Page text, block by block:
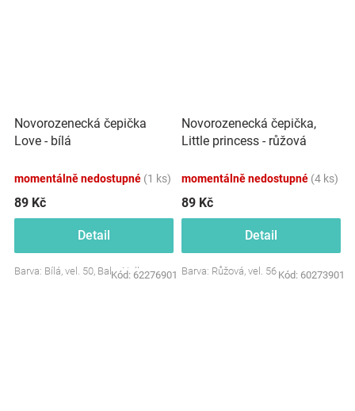
Novorozenecká čepička
Love - bílá
momentálně nedostupné (1 ks)
89 Kč
Detail
Barva: Bílá, vel. 50, Baby Nellys
Kód: 62276901
Novorozenecká čepička,
Little princess - růžová
momentálně nedostupné (4 ks)
89 Kč
Detail
Barva: Růžová, vel. 56 Kód: 60273901